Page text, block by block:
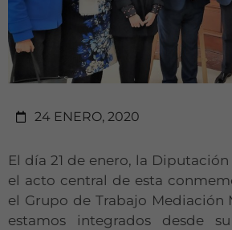
24 ENERO, 2020
El día 21 de enero, la
el acto central de esta
el Grupo de Trabajo Mediación
estamos integrados desde